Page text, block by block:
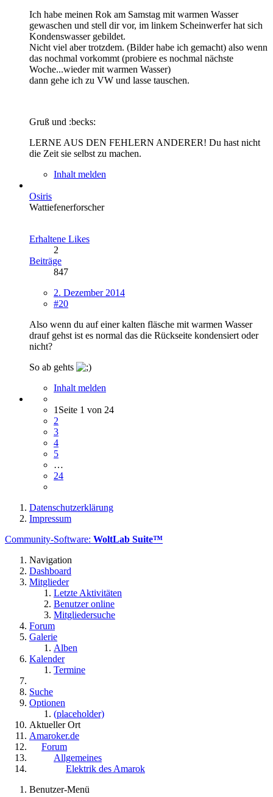
Ich habe meinen Rok am Samstag mit warmen Wasser
gewaschen und stell dir vor, im linkem Scheinwerfer hat sich
Kondenswasser gebildet.
Nicht viel aber trotzdem. (Bilder habe ich gemacht) also wenn
das nochmal vorkommt (probiere es nochmal nächste
Woche...wieder mit warmen Wasser)
dann gehe ich zu VW und lasse tauschen.
Gruß und :becks:
LERNE AUS DEN FEHLERN ANDERER! Du hast nicht
die Zeit sie selbst zu machen.
Inhalt melden
Osiris
Wattiefenerforscher
Erhaltene Likes
2
Beiträge
847
2. Dezember 2014
#20
Also wenn du auf einer kalten fläsche mit warmen Wasser
drauf gehst ist es normal das die Rückseite kondensiert oder
nicht?
So ab gehts
Inhalt melden
1 Seite 1 von 24
2
3
4
5
…
24
Datenschutzerklärung
Impressum
Community-Software: WoltLab Suite™
Navigation
Dashboard
Mitglieder
Letzte Aktivitäten
Benutzer online
Mitgliedersuche
Forum
Galerie
Alben
Kalender
Termine
Suche
Optionen
(placeholder)
Aktueller Ort
Amaroker.de
Forum
Allgemeines
Elektrik des Amarok
Benutzer-Menü